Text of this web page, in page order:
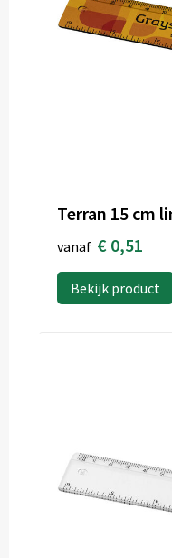
vanaf € 0,51
Bekijk product